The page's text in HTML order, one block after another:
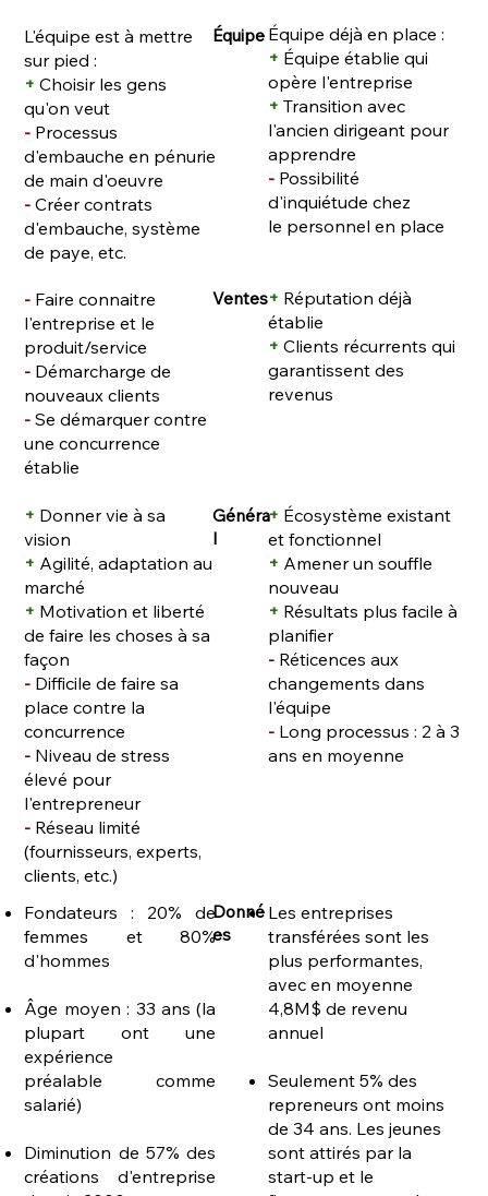
L'équipe est à mettre
sur pied :
+Choisir les gens
qu'on veut
- Processus
d'embauche en pénurie
de main d'oeuvre
-Créer contrats
d'embauche, système
de paye, etc.
Équipe Équipe déjà en place :
+ Équipe établie qui
opère l'entreprise
+Transition avec
l'ancien dirigeant pour
apprendre
- Possibilité
d'inquiétude chez
le personnel en place
- Faire connaitre
l'entreprise et le
produit/service
- Démarcharge de
nouveaux clients
-Se démarquer contre
une concurrence
établie
+ Réputation déjà
établie
+ Clients récurrents qui
garantissent des
revenus
Ventes
+ Donner vie à sa
vision
+ Agilité, adaptation au
marché
+ Motivation et liberté
de faire les choses à sa
façon
- Difficile de faire sa
place contre la
concurrence
- Niveau de stress
élevé pour
l'entrepreneur
- Réseau limité
(fournisseurs, experts,
clients, etc.)​​
Généra
l
+ Écosystème existant
et fonctionnel
+ Amener un souffle
nouveau
+ Résultats plus facile à
planifier
- Réticences aux
changements dans
l'équipe
- Long processus : 2 à 3
ans en moyenne
Fondateurs : 20% de
femmes et 80%
d'hommes
Âge moyen : 33 ans (la
plupart ont une
expérience
préalable comme
salarié)
Diminution de 57% des
créations d'entreprise
Donné
es
Les entreprises
transférées sont les
plus performantes,
avec en moyenne
4,8M$ de revenu
annuel
Seulement 5% des
repreneurs ont moins
de 34 ans. Les jeunes
sont attirés par la
start-up et le